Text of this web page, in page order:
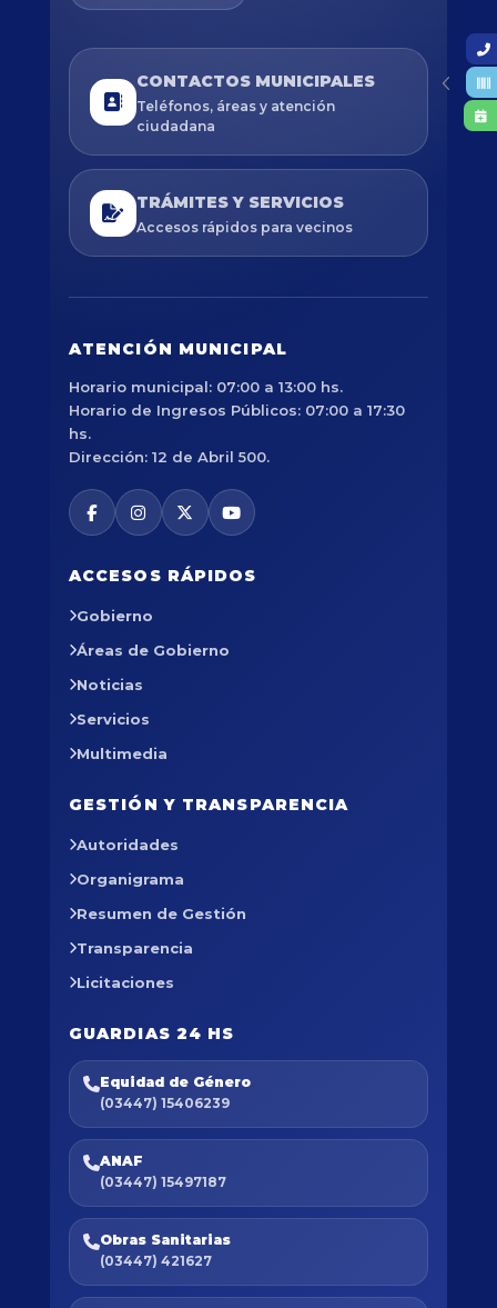
CONTACTOS MUNICIPALES
Teléfonos, áreas y atención
ciudadana
TRÁMITES Y SERVICIOS
Accesos rápidos para vecinos
ATENCIÓN MUNICIPAL
Horario municipal: 07:00 a 13:00 hs.
Horario de Ingresos Públicos: 07:00 a 17:30
hs.
Dirección: 12 de Abril 500.
ACCESOS RÁPIDOS
Gobierno
Áreas de Gobierno
Noticias
Servicios
Multimedia
GESTIÓN Y TRANSPARENCIA
Autoridades
Organigrama
Resumen de Gestión
Transparencia
Licitaciones
GUARDIAS 24 HS
Equidad de Género
(03447) 15406239
ANAF
(03447) 15497187
Obras Sanitarias
(03447) 421627